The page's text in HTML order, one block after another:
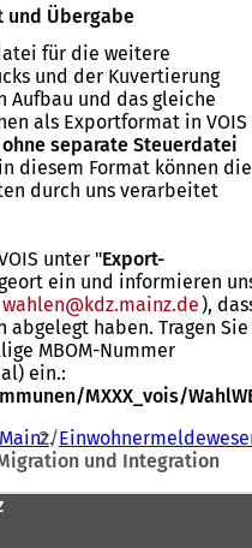
e
i
n
e
i
n
e
m
e
u
e
n
T
a
b
)
e
t
i
n
e
i
n
e
u
n
T
a
b
und Übergabe
für die weitere
und der Kuvertierung
und das gleiche
als Exportformat in VOIS
separate Steuerdatei
diesem Format können die
durch uns verarbeitet
unter "Export-
ein und informieren
wahlen kdz.mainz de),
haben. Tragen Sie
MBOM-Nummer
ein.:
MXXX_vois/
und Integration